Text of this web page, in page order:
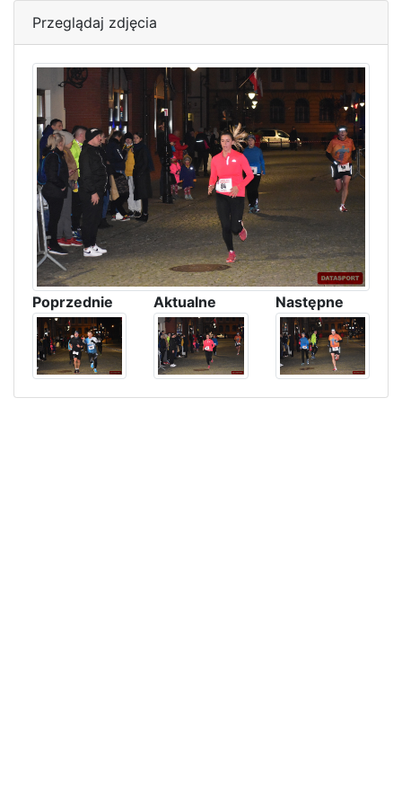
Przeglądaj zdjęcia
Poprzednie Aktualne Następne